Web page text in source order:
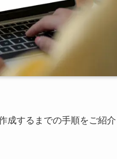
成するまでの手順をご紹介